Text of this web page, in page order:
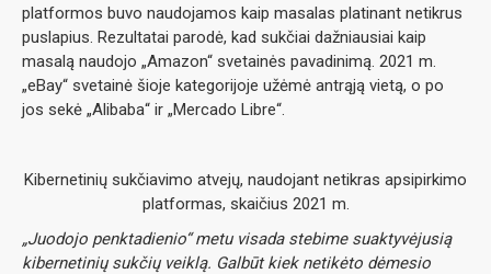
platformos buvo naudojamos kaip masalas platinant netikrus
puslapius. Rezultatai parodė, kad sukčiai dažniausiai kaip
masalą naudojo „Amazon“ svetainės pavadinimą. 2021 m.
„eBay“ svetainė šioje kategorijoje užėmė antrąją vietą, o po
jos sekė „Alibaba“ ir „Mercado Libre“.
Kibernetinių sukčiavimo atvejų, naudojant netikras apsipirkimo
platformas, skaičius 2021 m.
„Juodojo penktadienio“ metu visada stebime suaktyvėjusią
kibernetinių sukčių veiklą. Galbūt kiek netikėto dėmesio